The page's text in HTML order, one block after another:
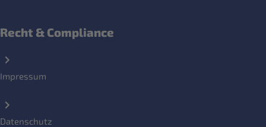
Recht & Compliance
Impressum
Datenschutz